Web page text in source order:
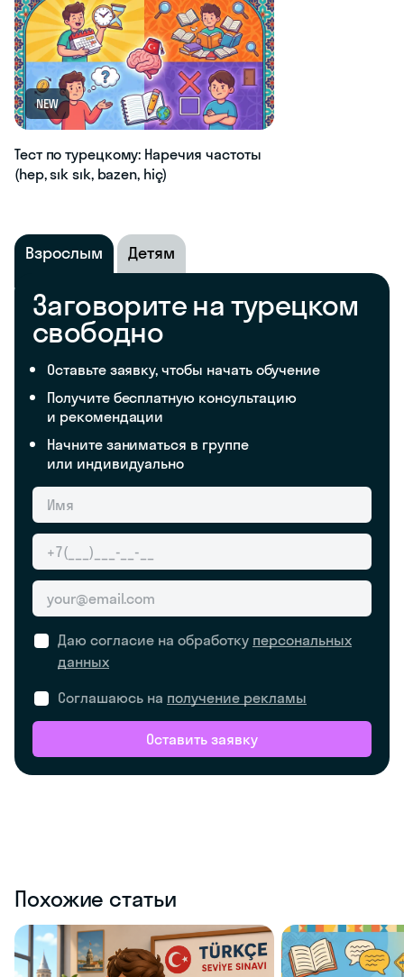
NEW
Тест по турецкому: Наречия частоты
(hep, sık sık, bazen, hiç)
Взрослым Детям
Заговорите на турецком
свободно
Оставьте заявку, чтобы начать обучение
Получите бесплатную консультацию
и рекомендации
Начните заниматься в группе
или индивидуально
Даю согласие на обработку персональных
данных
Соглашаюсь на получение рекламы
Оставить заявку
Похожие статьи